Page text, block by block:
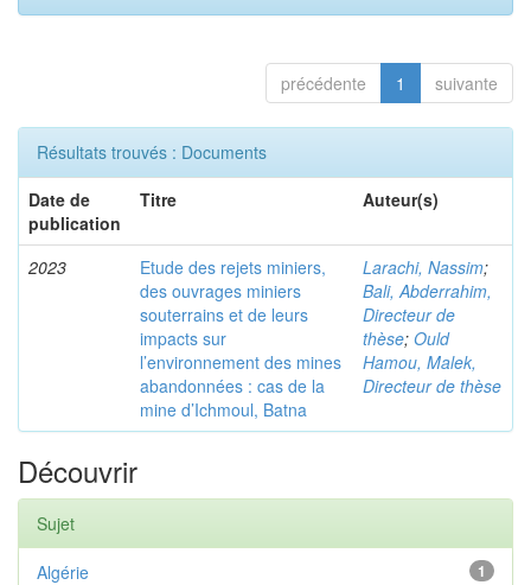
précédente 1 suivante
Résultats trouvés : Documents
Date de
publication
Titre Auteur(s)
2023
Etude des rejets miniers,
des ouvrages miniers
souterrains et de leurs
impacts sur
l’environnement des mines
abandonnées : cas de la
mine d’Ichmoul, Batna
Larachi, Nassim;
Bali, Abderrahim,
Directeur de
thèse; Ould
Hamou, Malek,
Directeur de thèse
Découvrir
Sujet
1
Algérie